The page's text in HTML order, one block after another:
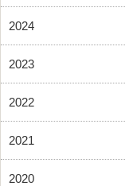
2024
2023
2022
2021
2020